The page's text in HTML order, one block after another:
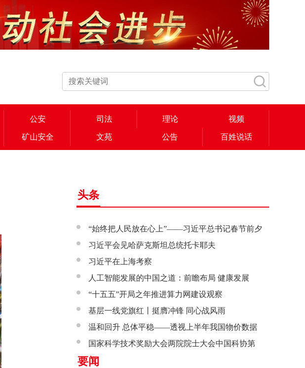
公安 司法 理论 视频
矿山安全 文苑 公告 百姓说话
头条
“始终把人民放在心上”——习近平总书记春节前夕
赴辽宁看望慰问基层干部群众纪实
习近平会见哈萨克斯坦总统托卡耶夫
习近平在上海考察
人工智能发展的中国之道：前瞻布局 健康发展
“十五五”开局之年推进算力网建设观察
基层一线党旗红丨挺膺冲锋 同心战风雨
温和回升 总体平稳——透视上半年我国物价数据
国家科学技术奖励大会两院院士大会中国科协第
十一次全国代表大会在京召开
要闻